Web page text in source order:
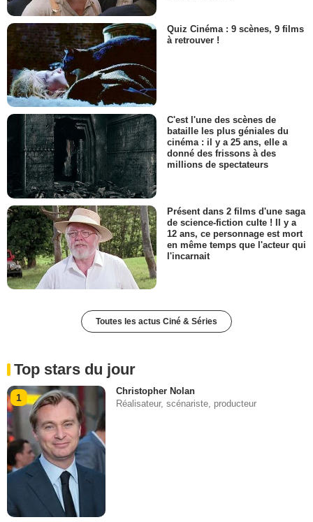
Quiz Cinéma : 9 scènes, 9 films
à retrouver !
C'est l'une des scènes de
bataille les plus géniales du
cinéma : il y a 25 ans, elle a
donné des frissons à des
millions de spectateurs
Présent dans 2 films d'une saga
de science-fiction culte ! Il y a
12 ans, ce personnage est mort
en même temps que l'acteur qui
l'incarnait
Toutes les actus Ciné & Séries
Top stars du jour
1
Christopher Nolan
Réalisateur, scénariste, producteur